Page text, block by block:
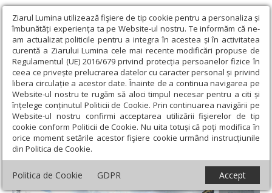
Ziarul Lumina utilizează fişiere de tip cookie pentru a personaliza și
îmbunătăți experiența ta pe Website-ul nostru. Te informăm că ne-
am actualizat politicile pentru a integra în acestea și în activitatea
curentă a Ziarului Lumina cele mai recente modificări propuse de
Regulamentul (UE) 2016/679 privind protecția persoanelor fizice în
ceea ce privește prelucrarea datelor cu caracter personal și privind
libera circulație a acestor date. Înainte de a continua navigarea pe
Website-ul nostru te rugăm să aloci timpul necesar pentru a citi și
înțelege conținutul Politicii de Cookie. Prin continuarea navigării pe
Website-ul nostru confirmi acceptarea utilizării fişierelor de tip
cookie conform Politicii de Cookie. Nu uita totuși că poți modifica în
orice moment setările acestor fişiere cookie urmând instrucțiunile
din Politica de Cookie.
Politica de Cookie GDPR Accept
Ziarul Lumina › Societate › Actualitate socială › Conducerea MAI
anunţă concedieri
Conducerea MAI anunţă concedieri